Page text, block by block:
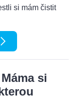
si mám čistit
si